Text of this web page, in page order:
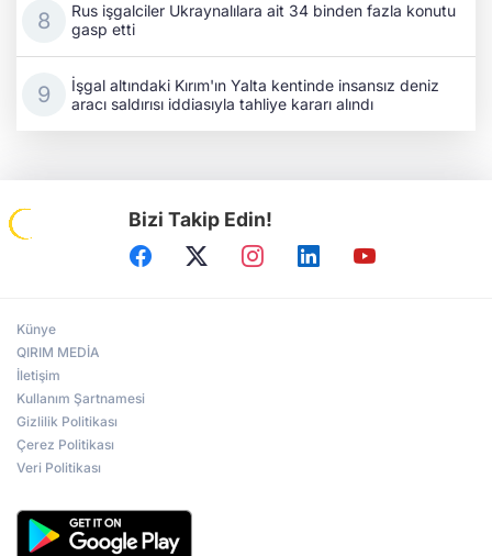
Rus işgalciler Ukraynalılara ait 34 binden fazla konutu
gasp etti
İşgal altındaki Kırım'ın Yalta kentinde insansız deniz
aracı saldırısı iddiasıyla tahliye kararı alındı
Bizi Takip Edin!
Künye
QIRIM MEDİA
İletişim
Kullanım Şartnamesi
Gizlilik Politikası
Çerez Politikası
Veri Politikası